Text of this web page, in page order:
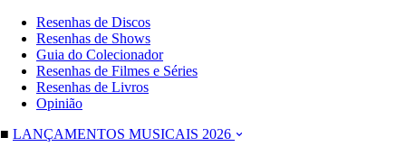
Resenhas de Discos
Resenhas de Shows
Guia do Colecionador
Resenhas de Filmes e Séries
Resenhas de Livros
Opinião
■ LANÇAMENTOS MUSICAIS 2026